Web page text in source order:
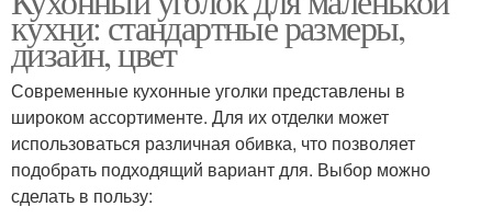
кухни: стандартные размеры,
дизайн, цвет
Современные кухонные уголки представлены в
широком ассортименте. Для их отделки может
использоваться различная обивка, что позволяет
подобрать подходящий вариант для. Выбор можно
сделать в пользу: